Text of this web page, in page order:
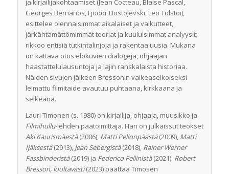
ja kirjailijakohtaamiset (Jean Cocteau, Blaise Pascal,
Georges Bernanos, Fjodor Dostojevski, Leo Tolstoi),
esittelee olennaisimmat aikalaiset ja vaikutteet,
järkähtämättömimmät teoriat ja kuuluisimmat analyysit;
rikkoo entisiä tutkintalinjoja ja rakentaa uusia. Mukana
on kattava otos elokuvien dialogeja, ohjaajan
haastattelulausuntoja ja lajin ranskalaista historiaa.
Näiden sivujen jälkeen Bressonin vaikeaselkoiseksi
leimattu filmitaide avautuu puhtaana, kirkkaana ja
selkeänä.
Lauri Timonen (s. 1980) on kirjailija, ohjaaja, muusikko ja
Filmihullu-lehden päätoimittaja. Hän on julkaissut teokset
Aki Kaurismäestä(2006), Matti Pellonpäästä(2009), Matti
Ijäksestä(2013), Jean Sebergistä(2018), Rainer Werner
Fassbinderistä(2019) ja Federico Fellinistä(2021). Robert
Bresson, luultavasti(2023) päättää Timosen